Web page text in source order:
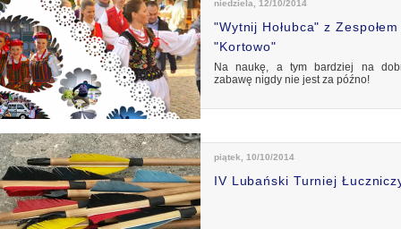
niedziela, 12/10/2014
"Wytnij Hołubca" z Zespołem
"Kortowo"
Na naukę, a tym bardziej na
zabawę nigdy nie jest za późno!
piątek, 10/10/2014
IV Lubański Turniej